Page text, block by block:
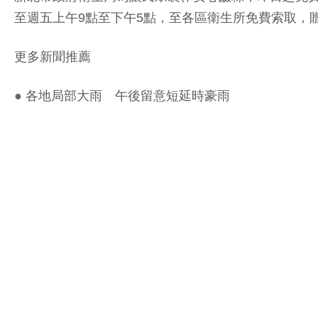
至週五上午9點至下午5點，至各區衛生所免費索取，
更多新聞推薦
● 各地局部大雨 午後留意短延時豪雨